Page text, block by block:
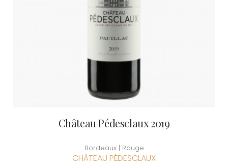
Château Pédesclaux 2019
Bordeaux | Rouge
CHÂTEAU PÉDESCLAUX